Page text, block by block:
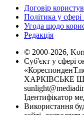
Договір
Політика у
Угода щодо
Редакція
© 2000-2026,
Суб'єкт у сфері
ХАРКІВСЬКЕ
Ідентифікатор
Використання